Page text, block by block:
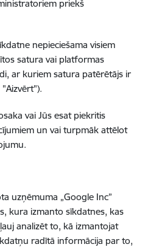
priekš
nepieciešama visiem
satura vai platformas
ar kuriem satura patērētājs ir
vai Jūs esat piekritis
un vai turpmāk attēlot
uzņēmuma „Google Inc”
kura izmanto sīkdatnes, kas
analizēt to, kā izmantojat
radītā informācija par to,